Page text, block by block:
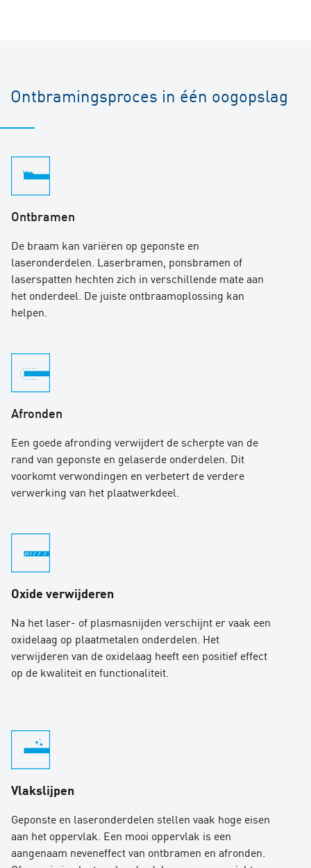
Ontbramingsproces in één oogopslag
Ontbramen
De braam kan variëren op geponste en
laseronderdelen. Laserbramen, ponsbramen of
laserspatten hechten zich in verschillende mate aan
het onderdeel. De juiste ontbraamoplossing kan
helpen.
Afronden
Een goede afronding verwijdert de scherpte van de
rand van geponste en gelaserde onderdelen. Dit
voorkomt verwondingen en verbetert de verdere
verwerking van het plaatwerkdeel.
Oxide verwijderen
Na het laser- of plasmasnijden verschijnt er vaak een
oxidelaag op plaatmetalen onderdelen. Het
verwijderen van de oxidelaag heeft een positief effect
op de kwaliteit en functionaliteit.
Vlakslijpen
Geponste en laseronderdelen stellen vaak hoge eisen
aan het oppervlak. Een mooi oppervlak is een
aangenaam neveneffect van ontbramen en afronden.